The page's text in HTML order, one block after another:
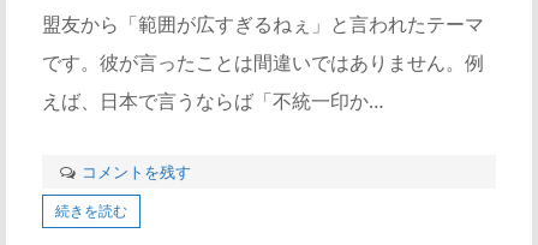
盟友から「範囲が広すぎるねぇ」と言われたテーマ
です。彼が言ったことは間違いではありません。例
えば、日本で言うならば「不統一印か…
コメントを残す
続きを読む